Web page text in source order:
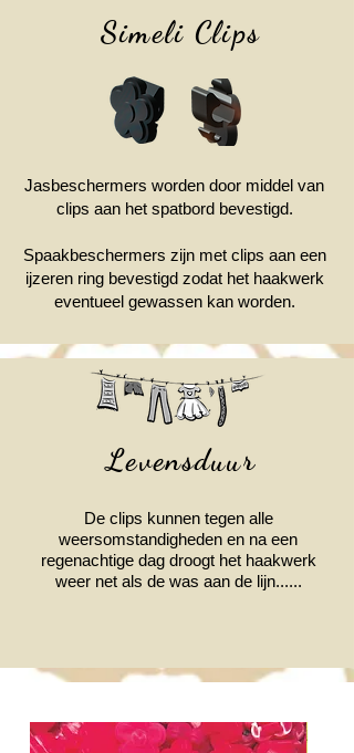
Simeli Clips
Jasbeschermers worden door middel van
clips aan het spatbord bevestigd.
Spaakbeschermers zijn met clips aan een
ijzeren ring bevestigd zodat het haakwerk
eventueel gewassen kan worden.
Levensduur
De clips kunnen tegen alle
weersomstandigheden en na een
regenachtige dag droogt het haakwerk
weer net als de was aan de lijn......